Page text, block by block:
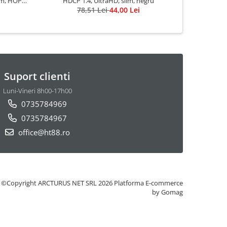
78,51 Lei44,00 Lei
Suport clienti
Luni-Vineri 8h00-17h00
0735784969
0735784967
office@ht88.ro
©Copyright ARCTURUS NET SRL 2026 Platforma E-commerce
by Gomag